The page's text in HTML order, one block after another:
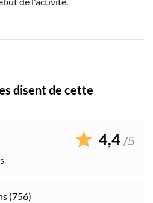
disent de cette
4,4 /5
(756)